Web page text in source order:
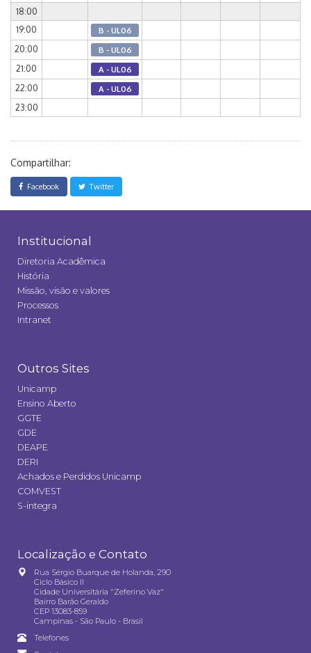
18:00
19:00
B - UL06
20:00 B - UL06
21:00 A - UL06
22:00 A - UL06
23:00
Compartilhar:
Facebook Twitter
Institucional
Diretoria Acadêmica
História
Missão, visão e valores
Processos
Intranet
Outros Sites
Unicamp
Ensino Aberto
GGTE
GDE
DEAPE
DERI
Achados e Perdidos Unicamp
COMVEST
S-integra
Localização e Contato
Rua Sérgio Buarque de Holanda, 290
Ciclo Básico II
Cidade Universitária "Zeferino Vaz"
Bairro Barão Geraldo
CEP 13083-859
Campinas - São Paulo - Brasil
Telefones